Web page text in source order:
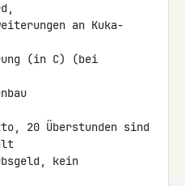
an Kuka-
(in C) (bei
20 Überstunden sind
kein